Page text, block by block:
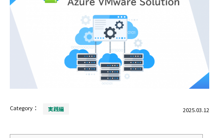
Category： 実践編 2025.03.12